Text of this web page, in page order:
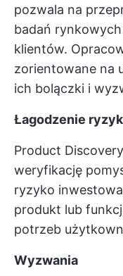
pozwala na
badań
klientów.
zorientowane na
ich bolączki i
Łagodzenie
Product
weryfikację
ryzyko
produkt lub
potrzeb
Wyzwania